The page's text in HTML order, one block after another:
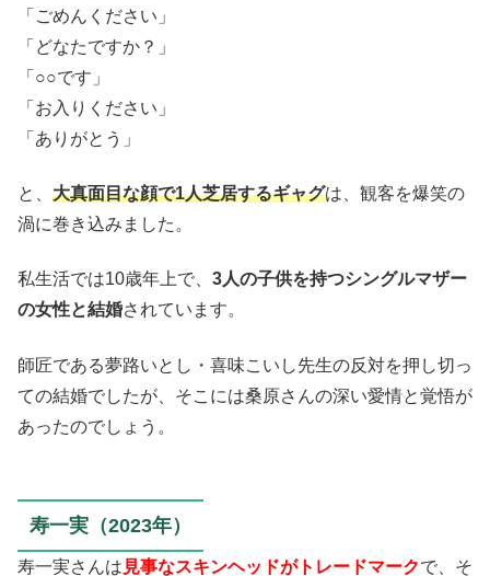
「ごめんください」
「どなたですか？」
「○○です」
「お入りください」
「ありがとう」
と、 大真面目な顔で1人芝居するギャグは、観客を爆笑の
渦に巻き込みました。
私生活では10歳年上で、 3人の子供を持つシングルマザー
の女性と結婚されています。
師匠である夢路いとし・喜味こいし先生の反対を押し切っ
ての結婚でしたが、そこには桑原さんの深い愛情と覚悟が
あったのでしょう。
寿一実（2023年）
寿一実さんは 見事なスキンヘッドがトレードマークで、そ